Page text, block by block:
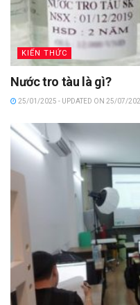
KIẾN THỨC
Nước tro tàu là gì?
25/01/2025 - UPDATED ON 25/07/